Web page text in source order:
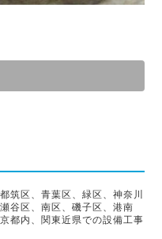
筑区、青葉区、緑区、神奈川
谷区、南区、磯子区、港南
都内、関東近県での設備工事